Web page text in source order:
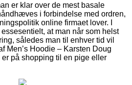
er klar over de mest basale
i forbindelse med ordren,
online firmaet lover. I
at man når som helst
således man til enhver tid vil
Men’s Hoodie – Karsten Doug
på shopping til en pige eller